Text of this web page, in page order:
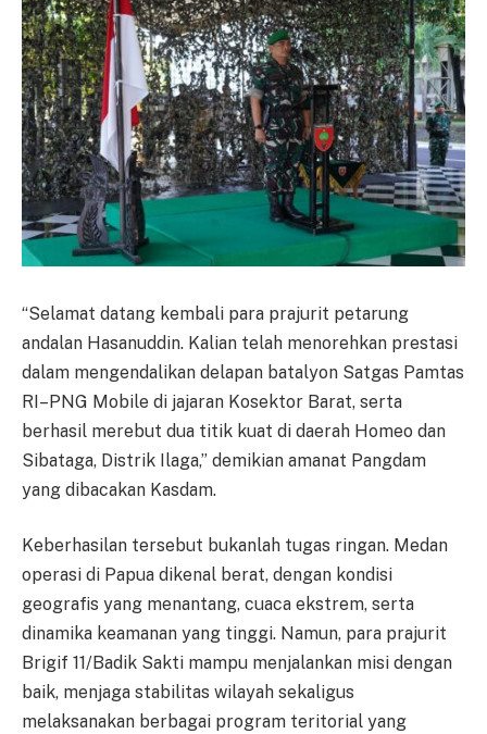
“Selamat datang kembali para prajurit petarung
andalan Hasanuddin. Kalian telah menorehkan prestasi
dalam mengendalikan delapan batalyon Satgas Pamtas
RI–PNG Mobile di jajaran Kosektor Barat, serta
berhasil merebut dua titik kuat di daerah Homeo dan
Sibataga, Distrik Ilaga,” demikian amanat Pangdam
yang dibacakan Kasdam.
Keberhasilan tersebut bukanlah tugas ringan. Medan
operasi di Papua dikenal berat, dengan kondisi
geografis yang menantang, cuaca ekstrem, serta
dinamika keamanan yang tinggi. Namun, para prajurit
Brigif 11/Badik Sakti mampu menjalankan misi dengan
baik, menjaga stabilitas wilayah sekaligus
melaksanakan berbagai program teritorial yang